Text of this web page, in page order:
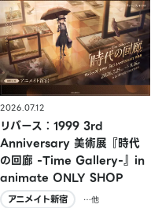
2026.07.12
リバース：1999 3rd
Anniversary 美術展『時代
の回廊 -Time Gallery-』in
animate ONLY SHOP
アニメイト新宿
…他